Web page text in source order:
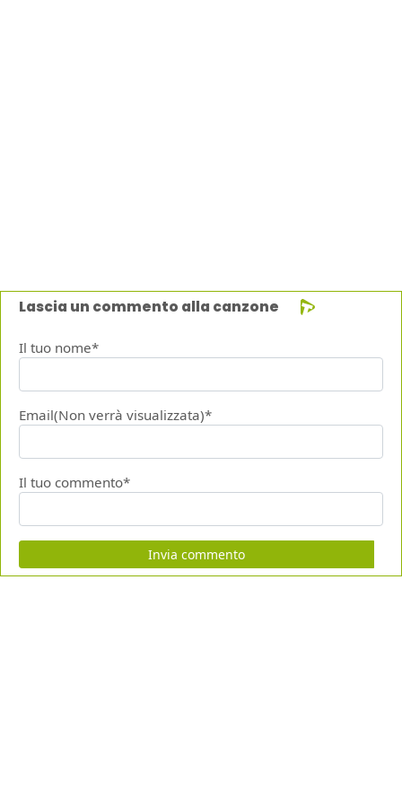
Lascia un commento alla canzone
Il tuo nome*
Email(Non verrà visualizzata)*
Il tuo commento*
Invia commento